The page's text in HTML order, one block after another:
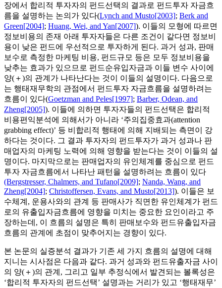
장에서 합리적 투자자의 펀드선택의 결과로 펀드투자 자금흐
름을 설명하는 논의가 있다(Lynch and Musto[2003]; Berk and
Green[2004]; Huang, Wei, and Yan[2007]). 이들의 모형에 따르면
정보비용의 존재 아래 투자자들은 다른 조건이 같다면 정보비
용이 낮은 펀드에 우선적으로 투자하게 된다. 과거 성과, 판매
보수로 측정한 마케팅 비용, 펀드규모 등은 모두 정보비용을
낮추는 효과가 있으므로 펀드순유입자금과 이들 변수 사이에
양(＋)의 관계가 나타난다는 것이 이들의 설명이다. 다음으로
는 행태재무학의 관점에서 펀드투자 자금흐름을 설명하려는
흐름이 있다(Goetzman and Peles[1997]; Barber, Odean, and
Zheng[2005]). 이들에 의하면 투자자들의 펀드선택은 합리적
비용편익분석에 의해서가 아니라 ‘주의집중효과(attention
grabbing effect)’ 등 비합리적 행태에 의해 지배되는 측면이 강
하다는 것이다. 그 결과 투자자의 펀드투자가 과거 성과나 판
매업자의 마케팅 노력에 의해 영향을 받는다는 것이 이들의 설
명이다. 마지막으로는 판매업자의 유인체계를 중심으로 펀드
투자 자금흐름에서 나타난 패턴을 설명하려는 흐름이 있다
(Bergstresser, Chalmers, and Tufano[2009]; Nanda, Wang, and
Zheng[2004]; Christoffersen, Evans, and Musto[2013]). 이들은 보
수체계, 운용사와의 관계 등 판매사가 직면한 유인체계가 펀드
로의 유출입자금흐름에 영향을 미치는 중요한 요인이라고 주
장하는데, 이 흐름의 설명은 특히 판매보수와 펀드유출입자금
흐름의 관계에 초점이 맞추어지는 경향이 있다.
본 논문의 실증분석 결과가 기존 세 가지 흐름의 설명에 대해
지니는 시사점은 다음과 같다. 과거 성과와 펀드유출자금 사이
의 양(＋)의 관계, 그리고 일부 추정식에서 발견되는 볼록성은
‘합리적 투자자의 펀드선택’ 설명과는 거리가 있고 ‘행태재무’